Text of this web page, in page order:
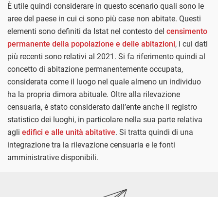
È utile quindi considerare in questo scenario quali sono le
aree del paese in cui ci sono più case non abitate. Questi
elementi sono definiti da Istat nel contesto del censimento
permanente della popolazione e delle abitazioni, i cui dati
più recenti sono relativi al 2021. Si fa riferimento quindi al
concetto di abitazione permanentemente occupata,
considerata come il luogo nel quale almeno un individuo
ha la propria dimora abituale. Oltre alla rilevazione
censuaria, è stato considerato dall’ente anche il registro
statistico dei luoghi, in particolare nella sua parte relativa
agli edifici e alle unità abitative. Si tratta quindi di una
integrazione tra la rilevazione censuaria e le fonti
amministrative disponibili.